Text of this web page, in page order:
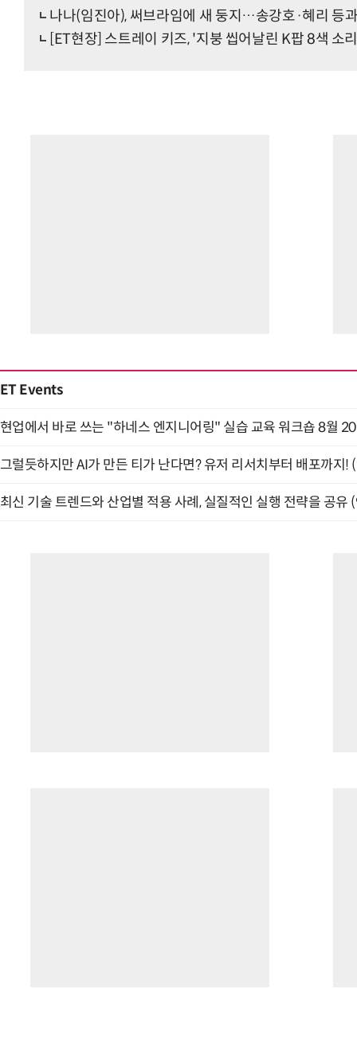
나나(임진아), 써브라임에 새 둥지…송강호·혜리 등
[ET현장] 스트레이 키즈, '지붕 씹어날린 K팝 8색
ET Events
현업에서 바로 쓰는 "하네스 엔지니어링" 실습 교육 워크숍 8월
그럴듯하지만 AI가 만든 티가 난다면? 유저 리서치부터 배포까지!
최신 기술 트렌드와 산업별 적용 사례, 실질적인 실행 전략을 공유